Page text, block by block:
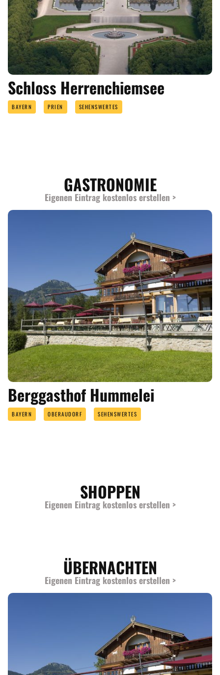
Schloss Herrenchiemsee
BAYERN PRIEN SEHENSWERTES
GASTRONOMIE
Eigenen Eintrag kostenlos erstellen >
Berggasthof Hummelei
BAYERN OBERAUDORF SEHENSWERTES
SHOPPEN
Eigenen Eintrag kostenlos erstellen >
ÜBERNACHTEN
Eigenen Eintrag kostenlos erstellen >